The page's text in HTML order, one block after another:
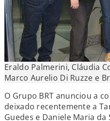
Eraldo Palmerini, Cláudia
Marco Aurelio Di Ruzze e
O Grupo BRT anunciou a
deixado recentemente a
Guedes e Daniele Maria